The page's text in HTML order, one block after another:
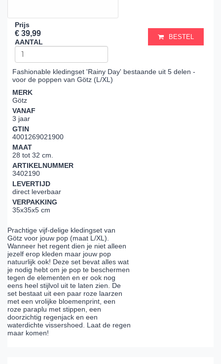
Prijs
€ 39,99
AANTAL
BESTEL
Fashionable kledingset 'Rainy Day' bestaande uit 5 delen -
voor de poppen van Götz (L/XL)
MERK
Götz
VANAF
3 jaar
GTIN
4001269021900
MAAT
28 tot 32 cm.
ARTIKELNUMMER
3402190
LEVERTIJD
direct leverbaar
VERPAKKING
35x35x5 cm
Prachtige vijf-delige kledingset van
Götz voor jouw pop (maat L/XL).
Wanneer het regent dien je niet alleen
jezelf erop kleden maar jouw pop
natuurlijk ook! Deze set bevat alles wat
je nodig hebt om je pop te beschermen
tegen de elementen en er ook nog
eens heel stijlvol uit te laten zien. De
set bestaat uit een paar roze laarzen
met een vrolijke bloemenprint, een
roze paraplu met stippen, een
doorzichtig regenjack en een
waterdichte vissershoed. Laat de regen
maar komen!